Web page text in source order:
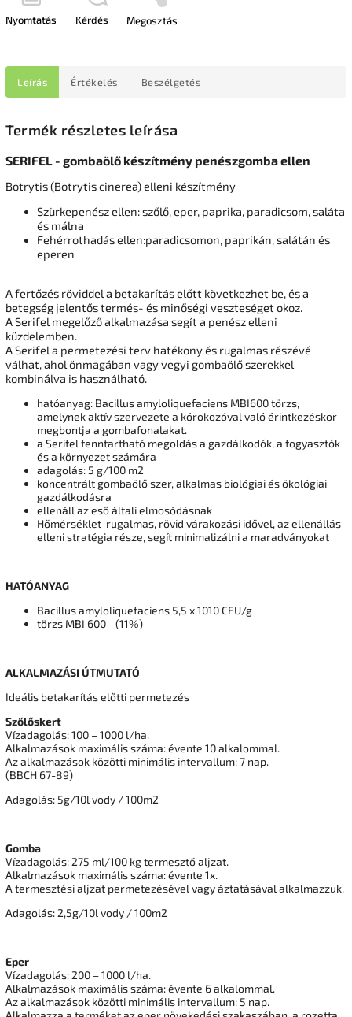
Nyomtatás Kérdés Megosztás
Leírás Értékelés Beszélgetés
Termék részletes leírása
SERIFEL - gombaölő készítmény penészgomba ellen
Botrytis (Botrytis cinerea) elleni készítmény
Szürkepenész ellen: szőlő, eper, paprika, paradicsom, saláta
és málna
Fehérrothadás ellen:paradicsomon, paprikán, salátán és
eperen
A fertőzés röviddel a betakarítás előtt következhet be, és a
betegség jelentős termés- és minőségi veszteséget okoz.
A Serifel megelőző alkalmazása segít a penész elleni
küzdelemben.
A Serifel a permetezési terv hatékony és rugalmas részévé
válhat, ahol önmagában vagy vegyi gombaölő szerekkel
kombinálva is használható.
hatóanyag: Bacillus amyloliquefaciens MBI600 törzs,
amelynek aktív szervezete a kórokozóval való érintkezéskor
megbontja a gombafonalakat.
a Serifel fenntartható megoldás a gazdálkodók, a fogyasztók
és a környezet számára
adagolás: 5 g/100 m2
koncentrált gombaölő szer, alkalmas biológiai és ökológiai
gazdálkodásra
ellenáll az eső általi elmosódásnak
Hőmérséklet-rugalmas, rövid várakozási idővel, az ellenállás
elleni stratégia része, segít minimalizálni a maradványokat
HATÓANYAG
Bacillus amyloliquefaciens 5,5 x 1010 CFU/g
törzs MBI 600 (11%)
ALKALMAZÁSI ÚTMUTATÓ
Ideális betakarítás előtti permetezés
Szőlőskert
Vízadagolás: 100 – 1000 l/ha.
Alkalmazások maximális száma: évente 10 alkalommal.
Az alkalmazások közötti minimális intervallum: 7 nap.
(BBCH 67-89)
Adagolás: 5g/10l vody / 100m2
Gomba
Vízadagolás: 275 ml/100 kg termesztő aljzat.
Alkalmazások maximális száma: évente 1x.
A termesztési aljzat permetezésével vagy áztatásával alkalmazzuk.
Adagolás: 2,5g/10l vody / 100m2
Eper
Vízadagolás: 200 – 1000 l/ha.
Alkalmazások maximális száma: évente 6 alkalommal.
Az alkalmazások közötti minimális intervallum: 5 nap.